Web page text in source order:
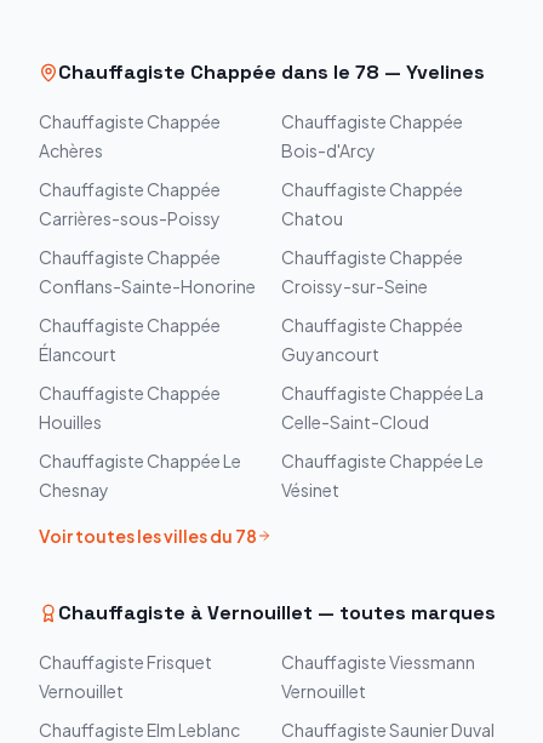
Chauffagiste Chappée dans le 78 — Yvelines
Chauffagiste Chappée
Achères
Chauffagiste Chappée
Bois-d'Arcy
Chauffagiste Chappée
Carrières-sous-Poissy
Chauffagiste Chappée
Chatou
Chauffagiste Chappée
Conflans-Sainte-Honorine
Chauffagiste Chappée
Croissy-sur-Seine
Chauffagiste Chappée
Élancourt
Chauffagiste Chappée
Guyancourt
Chauffagiste Chappée
Houilles
Chauffagiste Chappée La
Celle-Saint-Cloud
Chauffagiste Chappée Le
Chesnay
Chauffagiste Chappée Le
Vésinet
Voir toutes les villes du 78
Chauffagiste àVernouillet — toutes marques
Chauffagiste Frisquet
Vernouillet
ChauffagisteViessmann
Vernouillet
Chauffagiste Elm Leblanc
ChauffagisteSaunier Duval